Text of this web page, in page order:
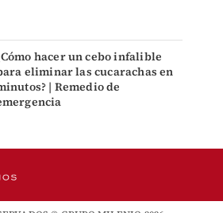
hacer un cebo infalible
eliminar las cucarachas en
| Remedio de